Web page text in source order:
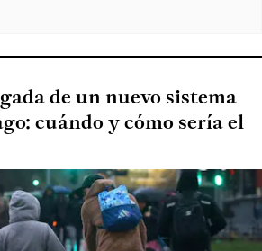
de un nuevo sistema
cuándo y cómo sería el